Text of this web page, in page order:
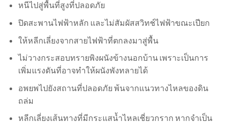
หนีไปสู่พื้นที่สูงที่ปลอดภัย
ปิดสะพานไฟฟ้าหลัก และไม่สัมผัสสวิทช์ไฟฟ้าขณะเปียก
ให้หลีกเลี่ยงจากสายไฟฟ้าที่ตกลงมาสู่พื้น
ไม่วางกระสอบทรายพิงผนังข้างนอกบ้าน เพราะเป็นการ
เพิ่มแรงดันที่อาจทำให้ผนังพังทลายได้
อพยพไปยังสถานที่ปลอดภัย พ้นจากแนวทางไหลของดิน
ถล่ม
หลีกเลี่ยงเส้นทางที่มีกระแสน้ำไหลเชี่ยวกราก หากจำเป็น